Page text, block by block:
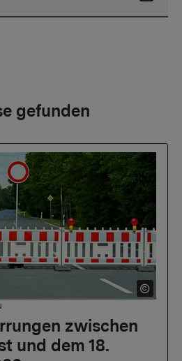
gefunden
zwischen
und dem 18.